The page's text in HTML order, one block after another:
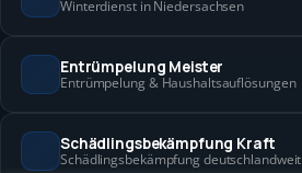
Winterdienst in Niedersachsen
Entrümpelung Meister
Entrümpelung & Haushaltsauflösungen
Schädlingsbekämpfung Kraft
Schädlingsbekämpfung deutschlandweit